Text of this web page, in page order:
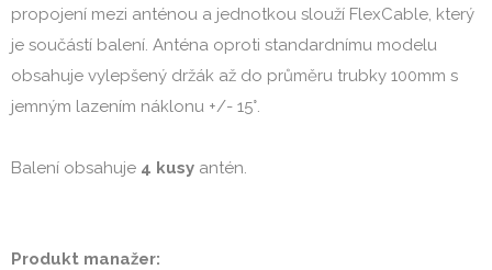
propojení mezi anténou a jednotkou slouží FlexCable, který
je součástí balení. Anténa oproti standardnímu modelu
obsahuje vylepšený držák až do průměru trubky 100mm s
jemným lazením náklonu +/- 15°.
Balení obsahuje 4 kusy antén.
Produkt manažer: